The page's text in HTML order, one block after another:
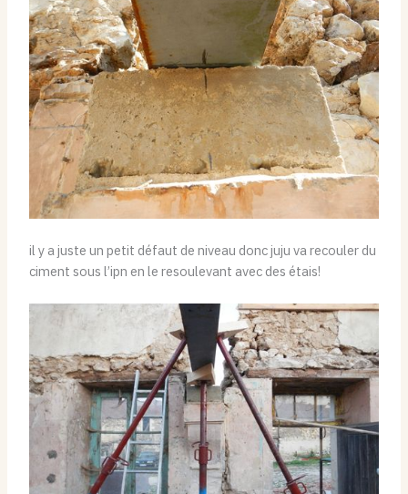
il y a juste un petit défaut de niveau donc juju va recouler du
ciment sous l’ipn en le resoulevant avec des étais!